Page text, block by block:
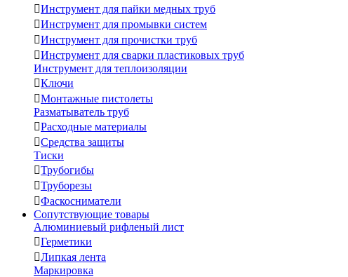
Инструмент для пайки медных труб
Инструмент для промывки систем
Инструмент для прочистки труб
Инструмент для сварки пластиковых труб
Инструмент для теплоизоляции
Ключи
Монтажные пистолеты
Разматыватель труб
Расходные материалы
Средства защиты
Тиски
Трубогибы
Труборезы
Фаскосниматели
Сопутствующие товары
Алюминиевый рифленый лист
Герметики
Липкая лента
Маркировка